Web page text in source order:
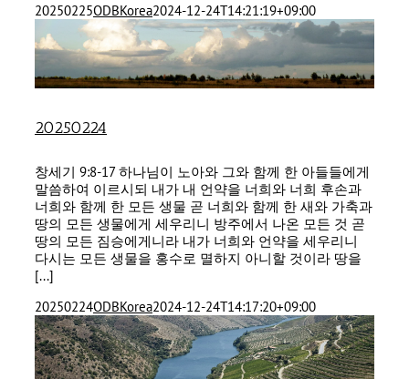
20250225ODBKorea2024-12-24T14:21:19+09:00
20250224
창세기 9:8-17 하나님이 노아와 그와 함께 한 아들들에게
말씀하여 이르시되 내가 내 언약을 너희와 너희 후손과
너희와 함께 한 모든 생물 곧 너희와 함께 한 새와 가축과
땅의 모든 생물에게 세우리니 방주에서 나온 모든 것 곧
땅의 모든 짐승에게니라 내가 너희와 언약을 세우리니
다시는 모든 생물을 홍수로 멸하지 아니할 것이라 땅을
[...]
20250224ODBKorea2024-12-24T14:17:20+09:00